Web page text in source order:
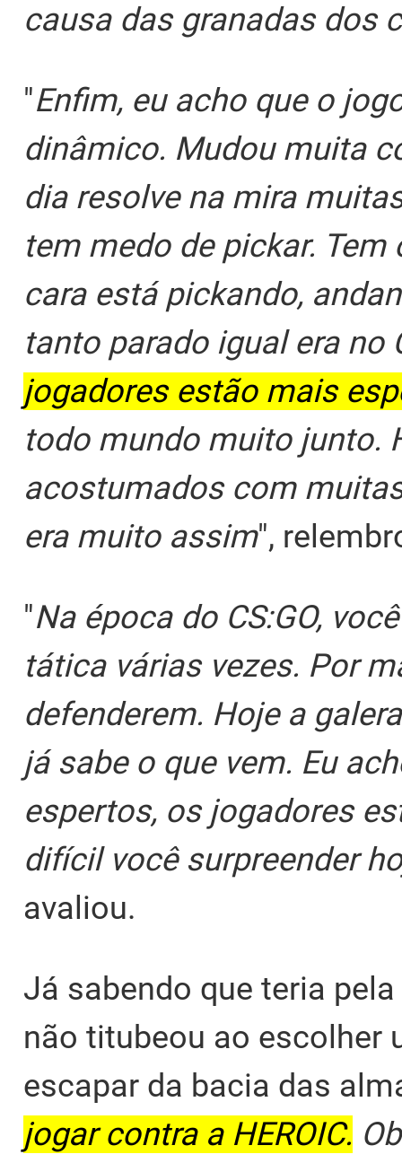
causa das granadas dos
"Enfim, eu acho que o
dinâmico. Mudou muita
dia resolve na mira
tem medo de pickar.
cara está pickando,
tanto parado igual era no
jogadores estão mais
todo mundo muito junto.
acostumados com
era muito assim",
"Na época do CS:GO,
tática várias vezes. Por
defenderem. Hoje a
já sabe o que vem. Eu
espertos, os jogadores
difícil você surpreender
avaliou.
Já sabendo que teria
não titubeou ao escolher
escapar da bacia das
jogar contra a HEROIC.